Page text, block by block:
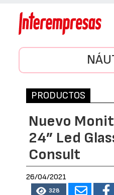
PRODUCTOS
Nuevo
24” Led
Consult
26/04/2021
328